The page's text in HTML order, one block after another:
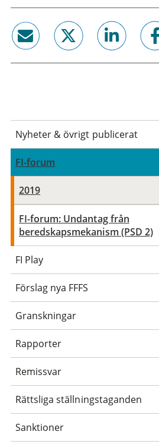
Nyheter & övrigt publicerat
FI-forum
2019
FI-forum: Undantag från
beredskapsmekanism (PSD 2)
FI Play
Förslag nya FFFS
Granskningar
Rapporter
Remissvar
Rättsliga ställningstaganden
Sanktioner